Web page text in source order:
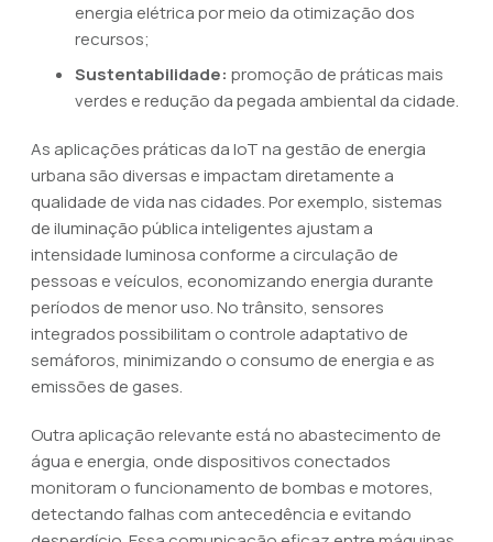
energia elétrica por meio da otimização dos
recursos;
Sustentabilidade: promoção de práticas mais
verdes e redução da pegada ambiental da cidade.
As aplicações práticas da IoT na gestão de energia
urbana são diversas e impactam diretamente a
qualidade de vida nas cidades. Por exemplo, sistemas
de iluminação pública inteligentes ajustam a
intensidade luminosa conforme a circulação de
pessoas e veículos, economizando energia durante
períodos de menor uso. No trânsito, sensores
integrados possibilitam o controle adaptativo de
semáforos, minimizando o consumo de energia e as
emissões de gases.
Outra aplicação relevante está no abastecimento de
água e energia, onde dispositivos conectados
monitoram o funcionamento de bombas e motores,
detectando falhas com antecedência e evitando